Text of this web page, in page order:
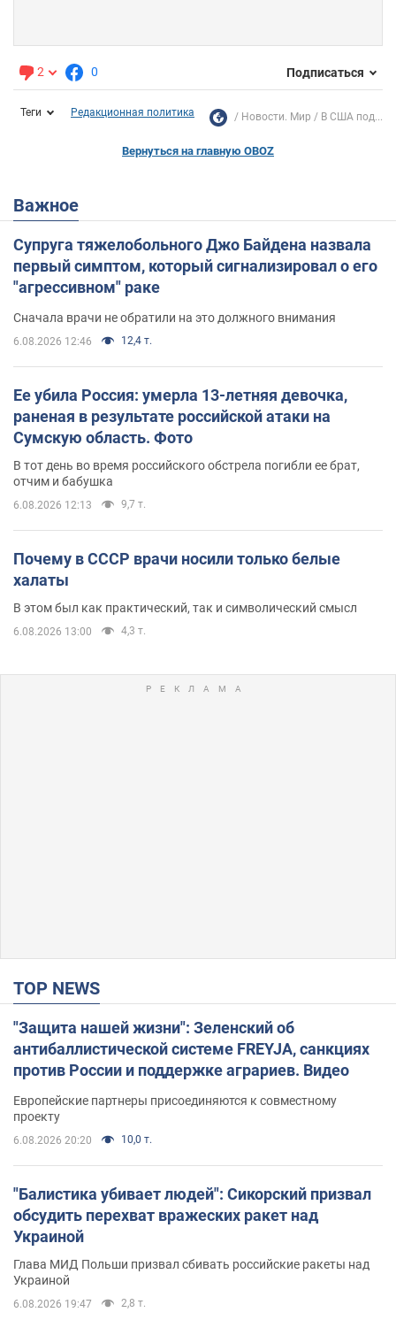
2 0 Подписаться
Теги Редакционная политика Новости. Мир В США под...
Вернуться на главную OBOZ
Важное
Супруга тяжелобольного Джо Байдена назвала
первый симптом, который сигнализировал о его
"агрессивном" раке
Сначала врачи не обратили на это должного внимания
6.08.2026 12:46 12,4 т.
Ее убила Россия: умерла 13-летняя девочка,
раненая в результате российской атаки на
Сумскую область. Фото
В тот день во время российского обстрела погибли ее брат,
отчим и бабушка
6.08.2026 12:13 9,7 т.
Почему в СССР врачи носили только белые
халаты
В этом был как практический, так и символический смысл
6.08.2026 13:00 4,3 т.
TOP NEWS
"Защита нашей жизни": Зеленский об
антибаллистической системе FREYJA, санкциях
против России и поддержке аграриев. Видео
Европейские партнеры присоединяются к совместному
проекту
6.08.2026 20:20 10,0 т.
"Балистика убивает людей": Сикорский призвал
обсудить перехват вражеских ракет над
Украиной
Глава МИД Польши призвал сбивать российские ракеты над
Украиной
6.08.2026 19:47 2,8 т.